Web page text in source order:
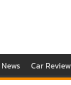
News Car Review